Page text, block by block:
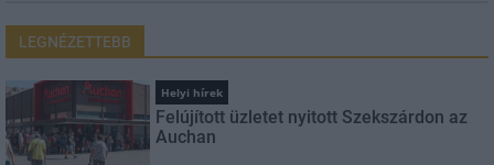
LEGNÉZETTEBB
Helyi hírek
Felújított üzletet nyitott Szekszárdon az
Auchan